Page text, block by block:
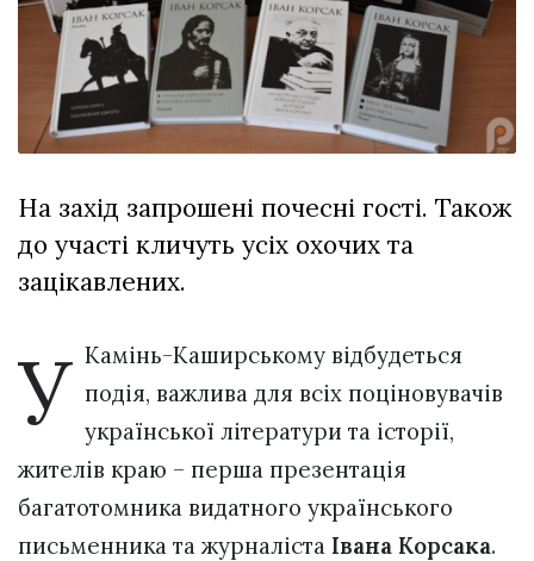
залишив у
Луцьку
три...
27 Липня 2026
742 переглядів
Всі розділи
Лайф
Афіша
ZONE 18+
Контакти
Політика конфіденційності
На захід запрошені почесні гості. Також
до участі кличуть усіх охочих та
зацікавлених.
У Камінь-Каширському відбудеться
подія, важлива для всіх поціновувачів
української літератури та історії,
жителів краю – перша презентація
багатотомника видатного українського
письменника та журналіста Івана Корсака.